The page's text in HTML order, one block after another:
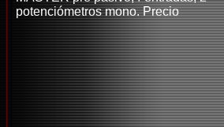
potenciómetros mono. Precio